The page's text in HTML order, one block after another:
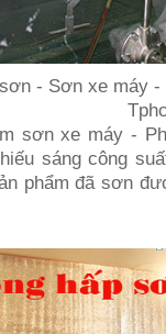
- Sơn xe máy
sơn xe máy -
sáng công
phẩm đã sơn